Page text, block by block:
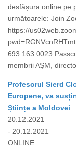
desfășura online pe
următoarele: Join
https://
693 163 0023
membrii AȘM,
Profesorul Sierd
Europene, va
Științe a Moldovei
20.12.2021
- 20.12.2021
ONLINE